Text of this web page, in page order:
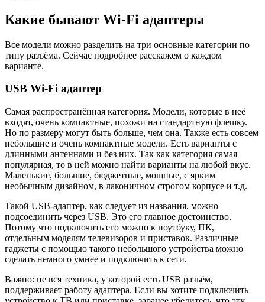
Какие бывают Wi-Fi адаптеры
Все модели можно разделить на три основные категории по
типу разъёма. Сейчас подробнее расскажем о каждом
варианте.
USB Wi-Fi адаптер
Самая распространённая категория. Модели, которые в неё
входят, очень компактные, похожи на стандартную флешку.
Но по размеру могут быть больше, чем она. Также есть совсем
небольшие и очень компактные модели. Есть варианты с
длинными антеннами и без них. Так как категория самая
популярная, то в ней можно найти варианты на любой вкус.
Маленькие, большие, бюджетные, мощные, с ярким
необычным дизайном, в лаконичном строгом корпусе и т.д.
Такой USB-адаптер, как следует из названия, можно
подсоединить через USB. Это его главное достоинство.
Потому что подключить его можно к ноутбуку, ПК,
отдельным моделям телевизоров и приставок. Различные
гаджеты с помощью такого небольшого устройства можно
сделать немного умнее и подключить к сети.
Важно: не вся техника, у которой есть USB разъём,
поддерживает работу адаптера. Если вы хотите подключить